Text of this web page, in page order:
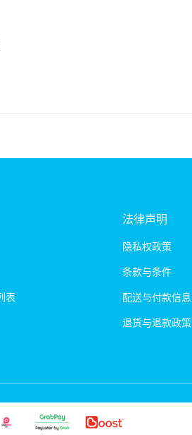
表
法律声明
隐私权政策
条款与条件
配送与付款信息
退货与退款政策